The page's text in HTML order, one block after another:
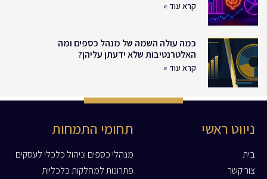
קרא עוד »
כמה עולה השמה של מנהל כספים ומה
האלטרנטיבות שלא ידעתן עליהן?
קרא עוד »
ניווט ראשי
בית
צור קשר
תחומי התמחות
מנהלי כספים וניהול כלכלי לעסקים
פתרונות למחלקות כלכליות